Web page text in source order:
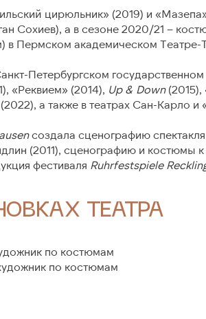
цирюльник» (2019) и
Сохиев), а в сезоне 2020/21 –
Пермском академическом Театре-
Петербургском
«Реквием» (2014), Up & Down(2015),
а также в театрах Сан-Карло и
создала сценографию спектакля
(2011), сценографию и костюмы к
фестиваля Ruhrfestspiele
ТЕАТРА
по костюмам
по костюмам